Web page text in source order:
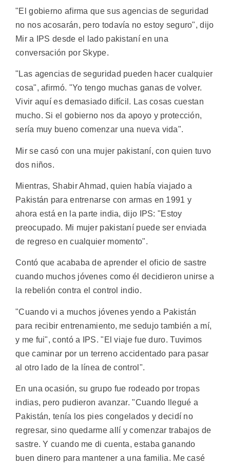
"El gobierno afirma que sus agencias de seguridad
no nos acosarán, pero todavía no estoy seguro", dijo
Mir a IPS desde el lado pakistaní en una
conversación por Skype.
"Las agencias de seguridad pueden hacer cualquier
cosa", afirmó. "Yo tengo muchas ganas de volver.
Vivir aquí es demasiado difícil. Las cosas cuestan
mucho. Si el gobierno nos da apoyo y protección,
sería muy bueno comenzar una nueva vida".
Mir se casó con una mujer pakistaní, con quien tuvo
dos niños.
Mientras, Shabir Ahmad, quien había viajado a
Pakistán para entrenarse con armas en 1991 y
ahora está en la parte india, dijo IPS: "Estoy
preocupado. Mi mujer pakistaní puede ser enviada
de regreso en cualquier momento".
Contó que acababa de aprender el oficio de sastre
cuando muchos jóvenes como él decidieron unirse a
la rebelión contra el control indio.
"Cuando vi a muchos jóvenes yendo a Pakistán
para recibir entrenamiento, me sedujo también a mí,
y me fui", contó a IPS. "El viaje fue duro. Tuvimos
que caminar por un terreno accidentado para pasar
al otro lado de la línea de control".
En una ocasión, su grupo fue rodeado por tropas
indias, pero pudieron avanzar. "Cuando llegué a
Pakistán, tenía los pies congelados y decidí no
regresar, sino quedarme allí y comenzar trabajos de
sastre. Y cuando me di cuenta, estaba ganando
buen dinero para mantener a una familia. Me casé